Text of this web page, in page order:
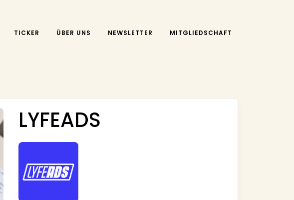
TICKER ÜBER UNS NEWSLETTER MITGLIEDSCHAFT
LYFEADS